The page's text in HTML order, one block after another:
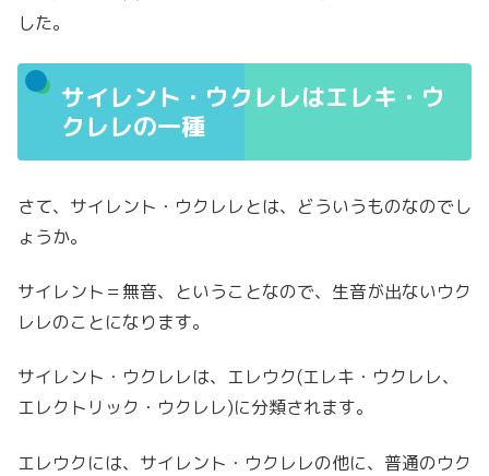
した。
サイレント・ウクレレはエレキ・ウ
クレレの一種
さて、サイレント・ウクレレとは、どういうものなのでし
ょうか。
サイレント＝無音、ということなので、生音が出ないウク
レレのことになります。
サイレント・ウクレレは、エレウク(エレキ・ウクレレ、
エレクトリック・ウクレレ)に分類されます。
エレウクには、サイレント・ウクレレの他に、普通のウク